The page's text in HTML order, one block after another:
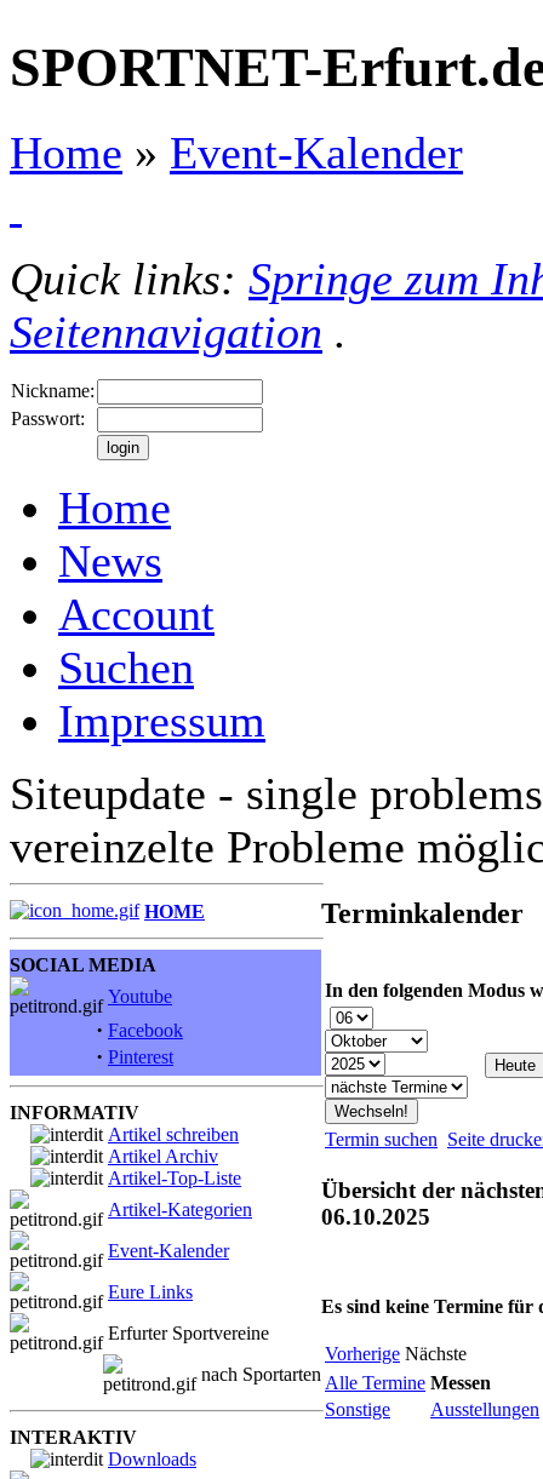
SPORTNET-
Home » Event-Kalender
Quick links: Springe zum
Seitennavigation .
Nickname:
Passwort:
Home
News
Account
Suchen
Impressum
Siteupdate - single
vereinzelte Probleme
HOME
SOCIAL MEDIA
Youtube
· Facebook
· Pinterest
INFORMATIV
Artikel schreiben
Artikel Archiv
Artikel-Top-Liste
Artikel-Kategorien
Event-Kalender
Eure Links
Erfurter Sportvereine
nach Sportarten
INTERAKTIV
Downloads
Terminkalender
In den folgenden Modus
Termin suchen Seite
Übersicht der
06.10.2025
Es sind keine Termine für
Vorherige Nächste
Alle Termine Messen
Sonstige
Ausstellungen